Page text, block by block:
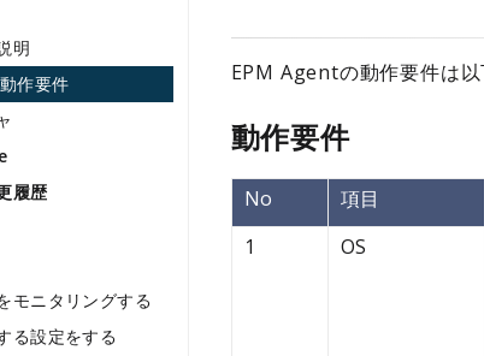
明
作要件
履歴
モニタリングする
る設定をする
EPM Agentの動作要件は以
動作要件
No 項目
1
OS